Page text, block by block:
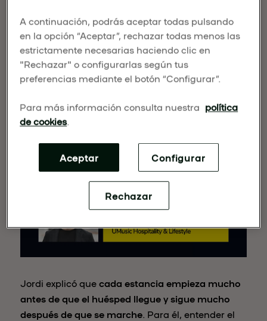
Jordi explicó quecada estancia empieza mucho
antes de que el huésped llegue y sigue mucho
después de que se marche. Para él, entender el
A continuación, podrás aceptar todas pulsando
en la opción “Aceptar”, rechazar todas menos las
estrictamente necesarias haciendo clic en
"Rechazar" o configurarlas según tus
preferencias mediante el botón “Configurar”.
Para más información consulta nuestra política
de cookies.
Rechazar
Aceptar Configurar